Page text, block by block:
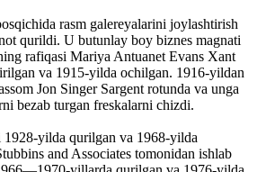
rasm galereyalarini joylashtirish
qurildi. U butunlay boy biznes magnati
rafiqasi Mariya Antuanet Evans Xant
va 1915-yilda ochilgan. 1916-yildan
Jon Singer Sargent rotunda va unga
bezab turgan freskalarni chizdi.
1928-yilda qurilgan va 1968-yilda
and Associates tomonidan ishlab